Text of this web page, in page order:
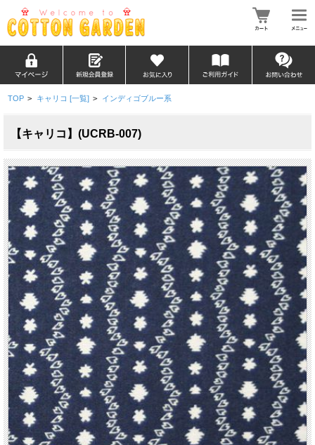
TOP > キャリコ [一覧] > インディゴブルー系
【キャリコ】(UCRB-007)